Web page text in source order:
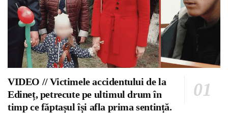
VIDEO // Victimele accidentului de la
Edineț, petrecute pe ultimul drum în
timp ce făptașul își afla prima sentință.